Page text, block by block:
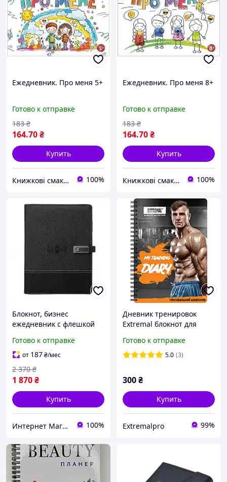
Ежедневник. Про меня 5+
Готово к отправке
164.70₴
183 ₴
Купить
Книжкові смаколики 100%
Ежедневник. Про меня 8+
Готово к отправке
164.70₴
183 ₴
Купить
Книжкові смаколики 100%
Блокнот, бизнес
ежедневник с флешкой
зарядкой Power Bank 8000
mAh, комплект USB-
выходов
Готово к отправке
от 187₴/мес
1 870₴
2 370 ₴
Купить
Интернет Магазин ХозДом 100%
Дневник тренировок
Extremal блокнот для
на пол года тренировок
78 страниц
Готово к отправке
5.0 (3)
300₴
Купить
Extremalpro 99%